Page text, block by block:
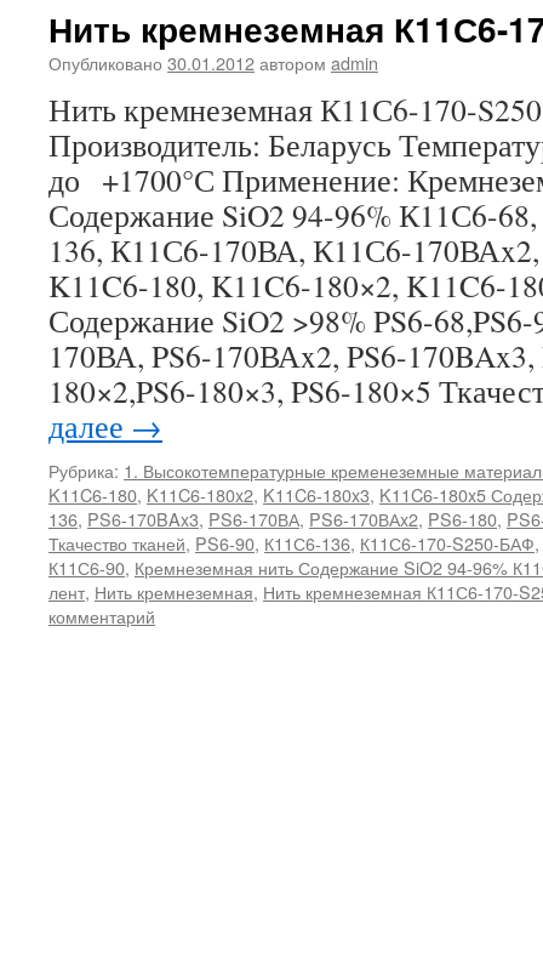
Нить кремнеземная К11С6-
Опубликовано 30.01.2012автором admin
Нить кремнеземная К11С6-
Производитель: Беларусь
до +1700°С Применение:
Содержание SiO2 94-96% К11С6-
136, К11С6-170ВА, К11С6-
K11C6-180, K11C6-180×2, K11C6-
Содержание SiO2 >98% PS6-68,PS6-
170ВА, PS6-170ВАx2, PS6-170BAx3,
180×2,PS6-180×3, PS6-180×5
далее →
Рубрика: 1. Высокотемпературные кременеземные
K11C6-180, K11C6-180x2, K11C6-180x3, K11C6-180x5
136, PS6-170BAx3, PS6-170ВА, PS6-170ВАx2, PS6-180,
Ткачество тканей, PS6-90, К11С6-136, К11С6-170-S250-БАФ,
К11С6-90, Кремнеземная нить Содержание SiO2 94-96%
лент, Нить кремнеземная, Нить кремнеземная К11С6-170-
комментарий